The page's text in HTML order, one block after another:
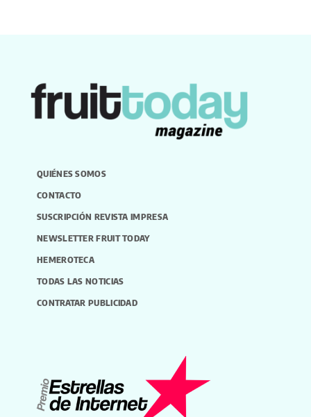
QUIÉNES SOMOS
CONTACTO
SUSCRIPCIÓN REVISTA IMPRESA
NEWSLETTER FRUIT TODAY
HEMEROTECA
TODAS LAS NOTICIAS
CONTRATAR PUBLICIDAD